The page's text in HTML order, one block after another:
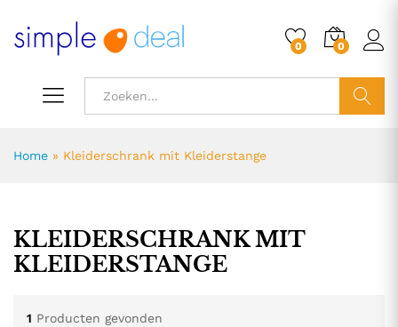
0 0
Home » Kleiderschrank mit Kleiderstange
KLEIDERSCHRANK MIT
KLEIDERSTANGE
1 Producten gevonden